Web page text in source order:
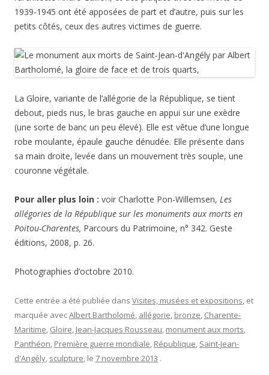
1939-1945 ont été apposées de part et d’autre, puis sur les
petits côtés, ceux des autres victimes de guerre.
La Gloire, variante de l’allégorie de la République, se tient
debout, pieds nus, le bras gauche en appui sur une exèdre
(une sorte de banc un peu élevé). Elle est vêtue d’une longue
robe moulante, épaule gauche dénudée. Elle présente dans
sa main droite, levée dans un mouvement très souple, une
couronne végétale.
Pour aller plus loin : voir Charlotte Pon-Willemsen, Les
allégories de la République sur les monuments aux morts en
Poitou-Charentes, Parcours du Patrimoine, n° 342. Geste
éditions, 2008, p. 26.
Photographies d’octobre 2010.
Cette entrée a été publiée dans Visites, musées et expositions, et
marquée avecAlbert Bartholomé, allégorie, bronze, Charente-
Maritime, Gloire, Jean-Jacques Rousseau, monument aux morts,
Panthéon, Première guerre mondiale, République, Saint-Jean-
d'Angély, sculpture, le 7 novembre 2013 .